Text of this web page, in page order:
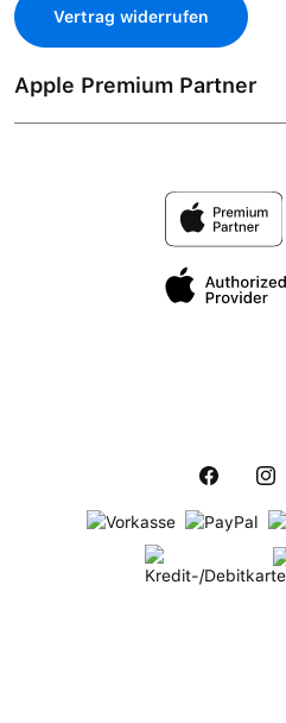
Vertrag widerrufen
Apple Premium Partner